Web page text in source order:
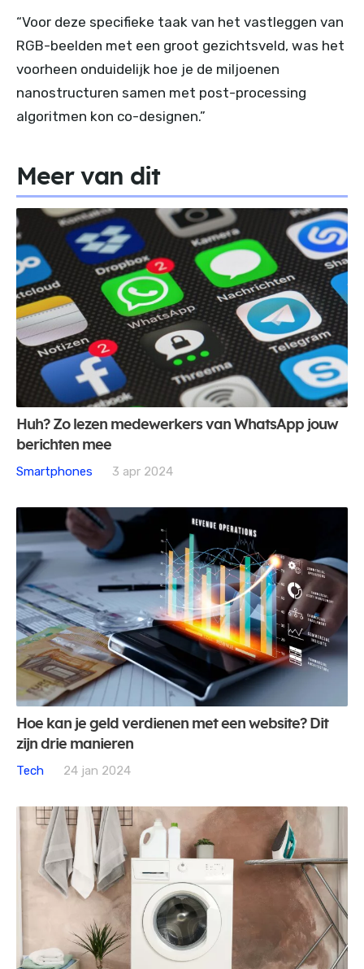
“Voor deze specifieke taak van het vastleggen van
RGB-beelden met een groot gezichtsveld, was het
voorheen onduidelijk hoe je de miljoenen
nanostructuren samen met post-processing
algoritmen kon co-designen.”
Meer van dit
Huh? Zo lezen medewerkers van WhatsApp jouw
berichten mee
Smartphones
3 apr 2024
Hoe kan je geld verdienen met een website? Dit
zijn drie manieren
Tech
24 jan 2024